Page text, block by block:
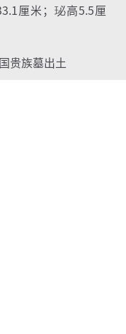
厘米；珌高5.5厘
贵族墓出土